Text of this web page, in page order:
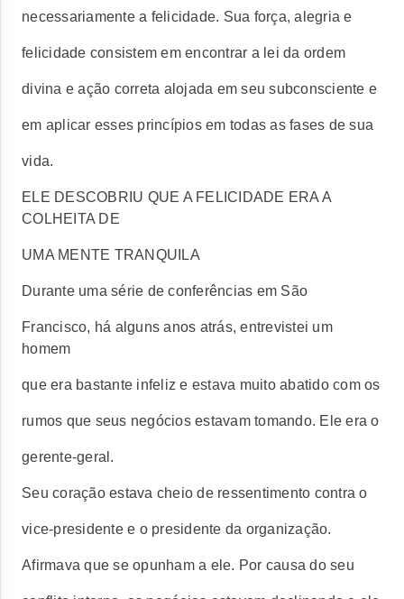
necessariamente a felicidade. Sua força, alegria e
felicidade consistem em encontrar a lei da ordem
divina e ação correta alojada em seu subconsciente e
em aplicar esses princípios em todas as fases de sua
vida.
ELE DESCOBRIU QUE A FELICIDADE ERA A
COLHEITA DE
UMA MENTE TRANQUILA
Durante uma série de conferências em São
Francisco, há alguns anos atrás, entrevistei um
homem
que era bastante infeliz e estava muito abatido com os
rumos que seus negócios estavam tomando. Ele era o
gerente-geral.
Seu coração estava cheio de ressentimento contra o
vice-presidente e o presidente da organização.
Afirmava que se opunham a ele. Por causa do seu